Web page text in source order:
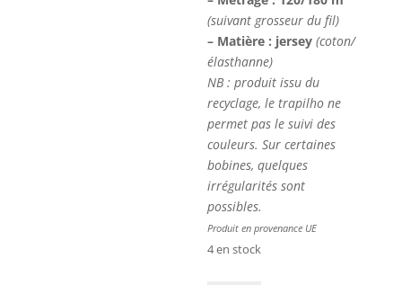
(suivant grosseur du fil)
– Matière : jersey(coton/
élasthanne)
NB : produit issu du
recyclage, le trapilho ne
permet pas le suivi des
couleurs. Sur certaines
bobines, quelques
irrégularités sont
possibles.
Produit en provenance UE
4 en stock